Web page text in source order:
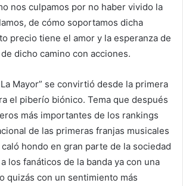
nos culpamos por no haber vivido la
de cómo soportamos dicha
precio tiene el amor y la esperanza de
dicho camino con acciones.
Mayor” se convirtió desde la primera
el piberío biónico. Tema que después
más importantes de los rankings
de las primeras franjas musicales
hondo en gran parte de la sociedad
los fanáticos de la banda ya con una
quizás con un sentimiento más